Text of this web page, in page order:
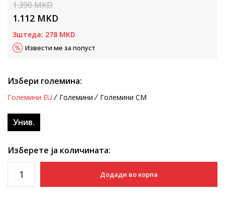
1.390MKD
1.112 MKD
Зштеда: 278 MKD
Извести ме за попуст
Избери големина:
Големини EU Големини Големини CM
Унив.
Изберете ја количината:
Додади во корпа